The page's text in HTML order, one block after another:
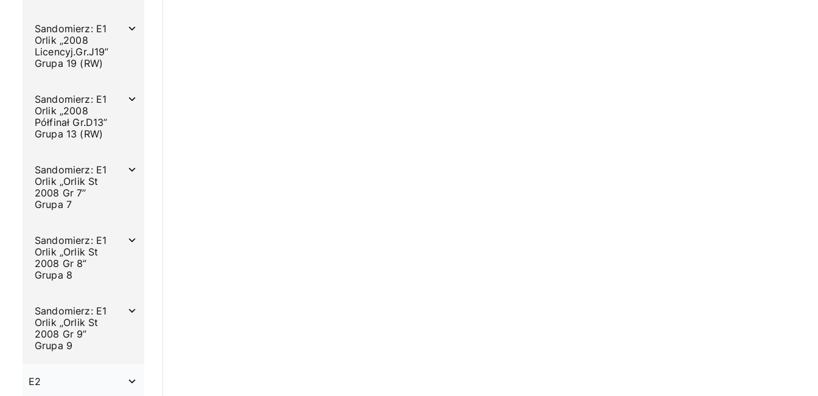
Sandomierz: E1
Orlik „2008
Licencyj.Gr.J19”
Grupa 19 (RW)
Sandomierz: E1
Orlik „2008
Półfinał Gr.D13”
Grupa 13 (RW)
Sandomierz: E1
Orlik „Orlik St
2008 Gr 7”
Grupa 7
Sandomierz: E1
Orlik „Orlik St
2008 Gr 8”
Grupa 8
Sandomierz: E1
Orlik „Orlik St
2008 Gr 9”
Grupa 9
E2